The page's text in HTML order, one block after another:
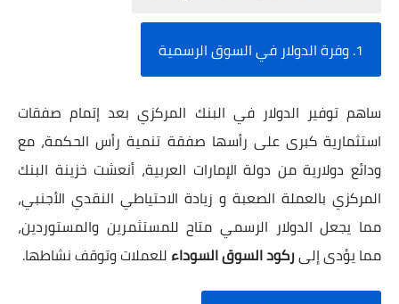
1. وفرة الدولار في السوق الرسمية
ساهم توفير الدولار في البنك المركزي بعد إتمام صفقات
استثمارية كبرى على رأسها صفقة تنمية رأس الحكمة، مع
ودائع دولارية من دولة الإمارات العربية، أنعشت خزينة البنك
المركزي بالعملة الصعبة و زيادة الاحتياطي النقدي الأجنبي،
مما يجعل الدولار الرسمي متاح للمستثمرين والمستوردين،
مما يؤدى إلىركود السوق السوداء للعملات وتوقف نشاطها.